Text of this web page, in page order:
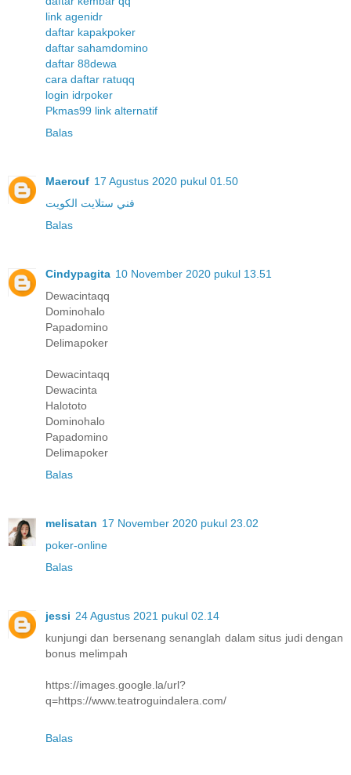
link agenidr
daftar kapakpoker
daftar sahamdomino
daftar 88dewa
cara daftar ratuqq
login idrpoker
Pkmas99 link alternatif
Balas
Maerouf 17 Agustus 2020 pukul 01.50
فني ستلايت الكويت
Balas
Cindypagita 10 November 2020 pukul 13.51
Dewacintaqq
Dominohalo
Papadomino
Delimapoker
Dewacintaqq
Dewacinta
Halototo
Dominohalo
Papadomino
Delimapoker
Balas
melisatan 17 November 2020 pukul 23.02
poker-online
Balas
jessi 24 Agustus 2021 pukul 02.14
kunjungi dan bersenang senanglah dalam situs judi dengan
bonus melimpah
https://images.google.la/url?
q=https://www.teatroguindalera.com/
Balas